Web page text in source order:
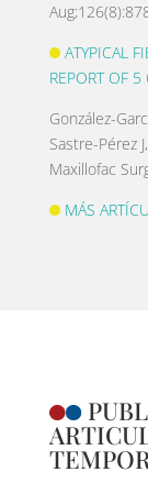
ATYPICAL
REPORT OF 5
González-
Sastre-Pérez
Maxillofac
MÁS